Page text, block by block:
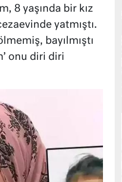
8 yaşında bir kız
yatmıştı.
bayılmıştı
onu diri diri